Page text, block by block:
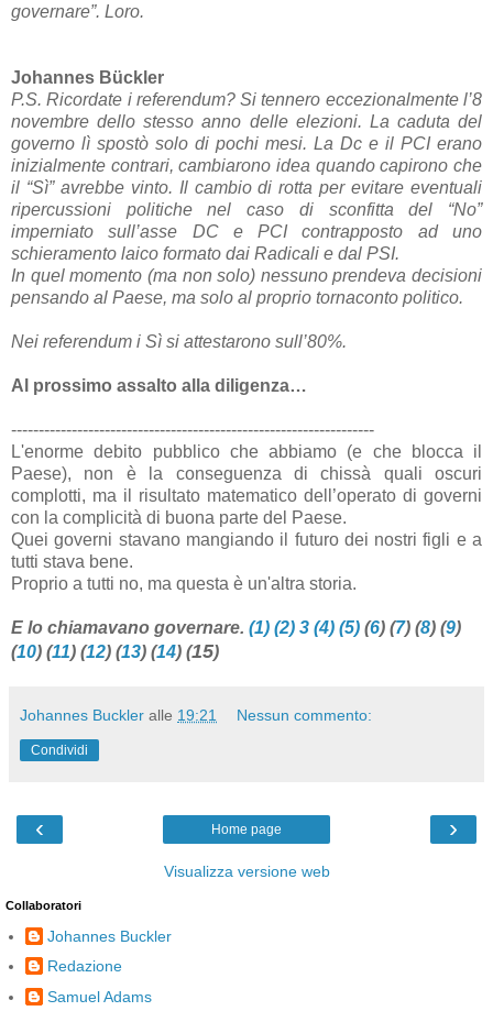
governare”. Loro.
Johannes Bückler
P.S. Ricordate i referendum? Si tennero eccezionalmente l’8
novembre dello stesso anno delle elezioni. La caduta del
governo lì spostò solo di pochi mesi. La Dc e il PCI erano
inizialmente contrari, cambiarono idea quando capirono che
il “Sì” avrebbe vinto. Il cambio di rotta per evitare eventuali
ripercussioni politiche nel caso di sconfitta del “No”
imperniato sull’asse DC e PCI contrapposto ad uno
schieramento laico formato dai Radicali e dal PSI.
In quel momento (ma non solo) nessuno prendeva decisioni
pensando al Paese, ma solo al proprio tornaconto politico.
Nei referendum i Sì si attestarono sull’80%.
Al prossimo assalto alla diligenza…
------------------------------------------------------------------
L'enorme debito pubblico che abbiamo (e che blocca il
Paese), non è la conseguenza di chissà quali oscuri
complotti, ma il risultato matematico dell’operato di governi
con la complicità di buona parte del Paese.
Quei governi stavano mangiando il futuro dei nostri figli e a
tutti stava bene.
Proprio a tutti no, ma questa è un'altra storia.
E lo chiamavano governare. (1) (2) 3 (4) (5) (6) (7) (8) (9)
(10) (11) (12) (13) (14) (15)
Johannes Buckler alle 19:21 Nessun commento:
Condividi
‹ ›
Home page
Visualizza versione web
Collaboratori
Johannes Buckler
Redazione
Samuel Adams